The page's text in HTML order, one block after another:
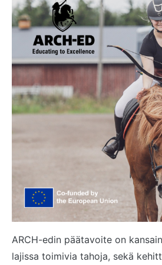
ARCH-edin päätavoite on
lajissa toimivia tahoja, sekä